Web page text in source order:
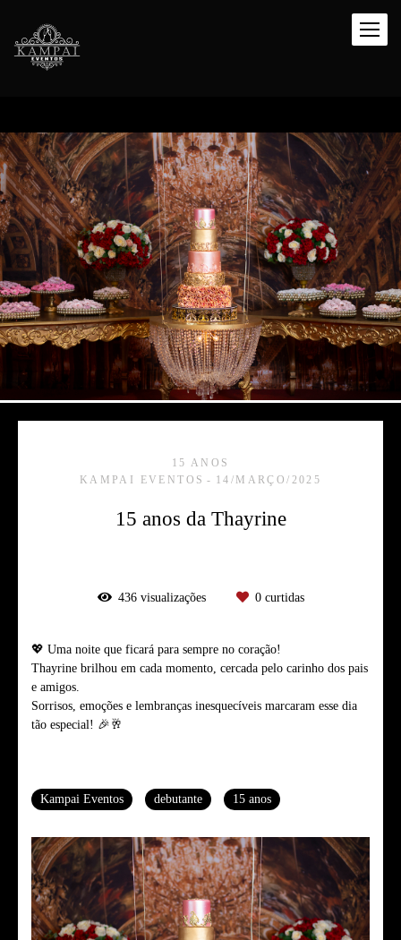
15 ANOS
KAMPAI EVENTOS
14/MARÇO/2025
15 anos da Thayrine
436visualizações 0curtidas
💖 Uma noite que ficará para sempre no coração!
Thayrine brilhou em cada momento, cercada pelo carinho dos pais
e amigos.
Sorrisos, emoções e lembranças inesquecíveis marcaram esse dia
tão especial! 🎉🥂
Kampai Eventos debutante 15 anos